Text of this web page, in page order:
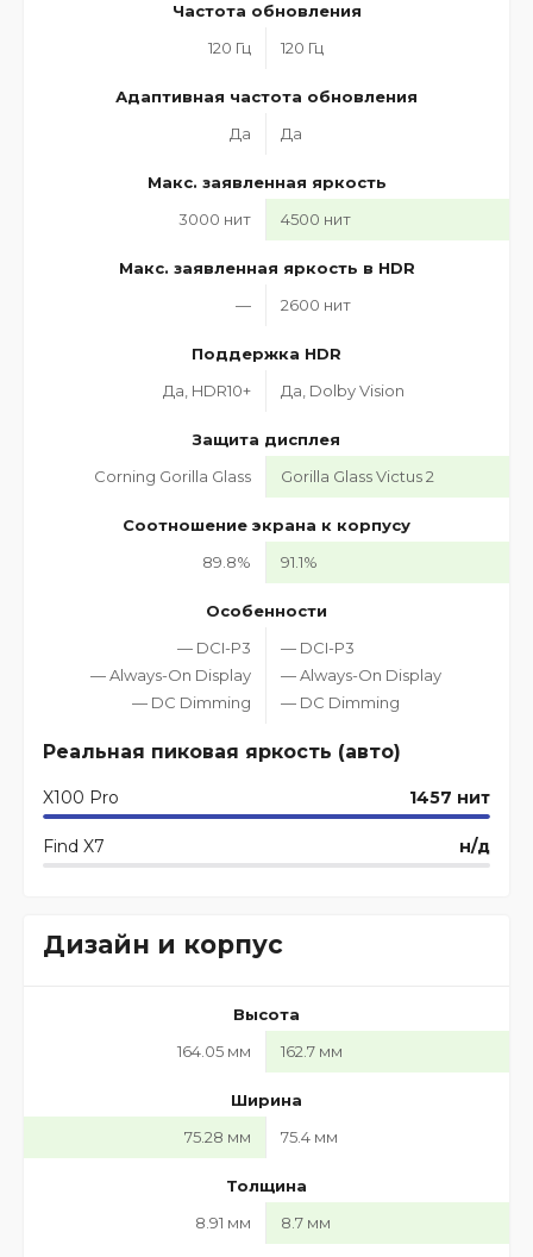
Частота обновления
120 Гц
120 Гц
Адаптивная частота обновления
Да
Да
Макс. заявленная яркость
3000 нит
4500 нит
Макс. заявленная яркость в HDR
—
2600 нит
Поддержка HDR
Да, HDR10+
Да, Dolby Vision
Защита дисплея
Corning Gorilla Glass
Gorilla Glass Victus 2
Соотношение экрана к корпусу
89.8%
91.1%
Особенности
— DCI-P3
— Always-On Display
— DC Dimming
— DCI-P3
— Always-On Display
— DC Dimming
Реальная пиковая яркость (авто)
X100 Pro 1457 нит
Find X7 н/д
Дизайн и корпус
Высота
164.05 мм
162.7 мм
Ширина
75.28 мм
75.4 мм
Толщина
8.91 мм
8.7 мм